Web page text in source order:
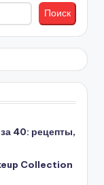
Поиск
40: рецепты,
Collection